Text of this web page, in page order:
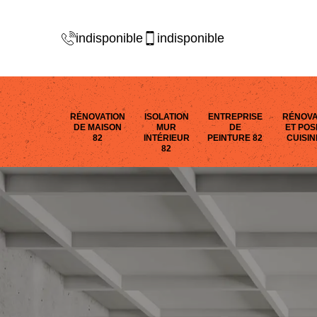
indisponible indisponible
RÉNOVATION
DE MAISON
82
ISOLATION
MUR
INTÉRIEUR
82
ENTREPRISE
DE
PEINTURE 82
ET